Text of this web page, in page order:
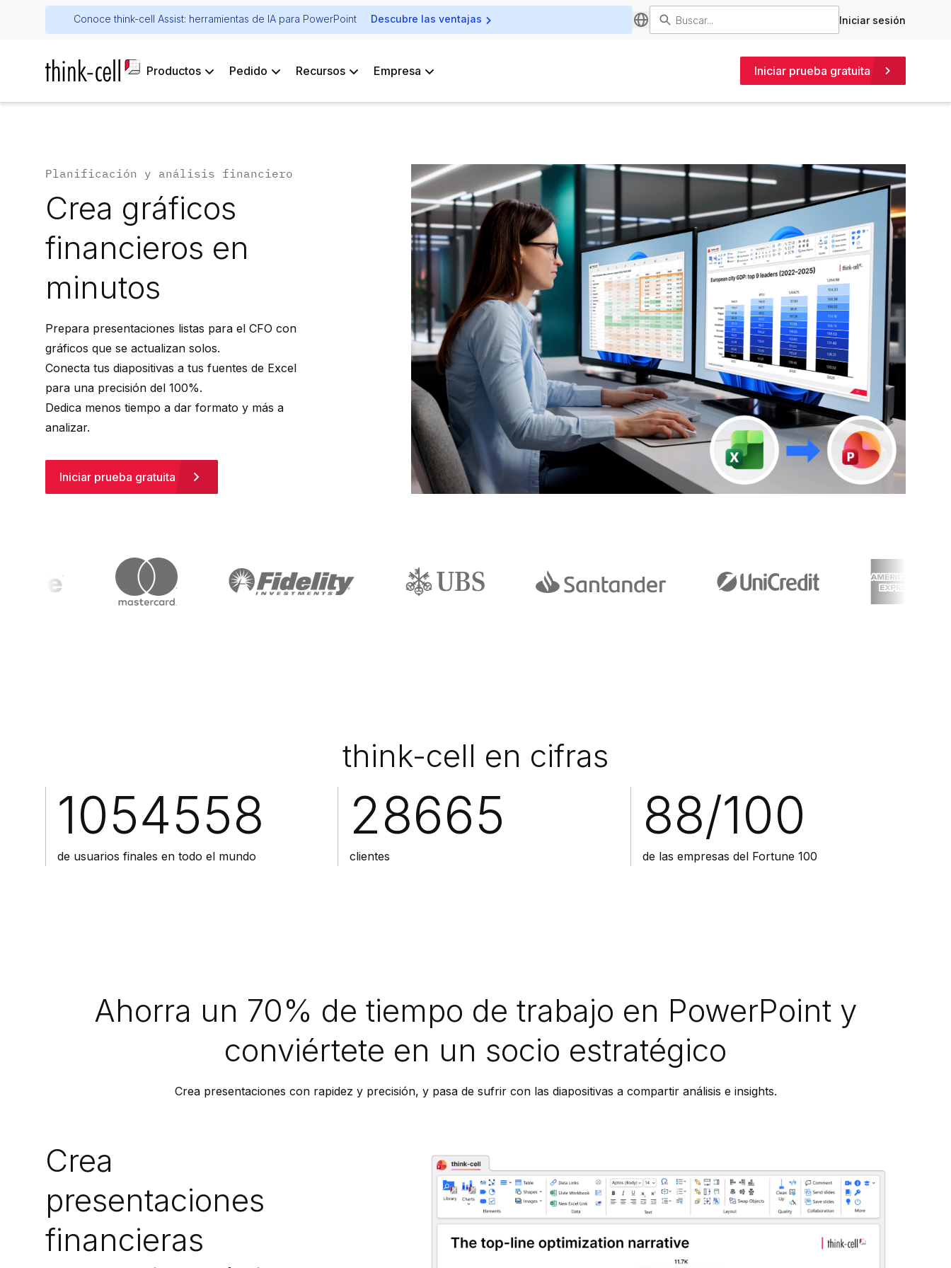
Conoce think-cell Assist: herramientas de IA para PowerPoint Descubre las ventajas Iniciar sesión
Productos Pedido Recursos Empresa Iniciar prueba gratuita
Planificación y análisis financiero
Crea gráficos
financieros en
minutos
Prepara presentaciones listas para el CFO con
gráficos que se actualizan solos.
Conecta tus diapositivas a tus fuentes de Excel
para una precisión del 100%.
Dedica menos tiempo a dar formato y más a
analizar.
Iniciar prueba gratuita
think-cell en cifras
1.3M+
de usuarios finales en todo el mundo
35,000+
clientes
88/100
de las empresas del Fortune 100
Ahorra un 70% de tiempo de trabajo en PowerPoint y
conviértete en un socio estratégico
Crea presentaciones con rapidez y precisión, y pasa de sufrir con las diapositivas a compartir análisis e insights.
Crea
presentaciones
financieras